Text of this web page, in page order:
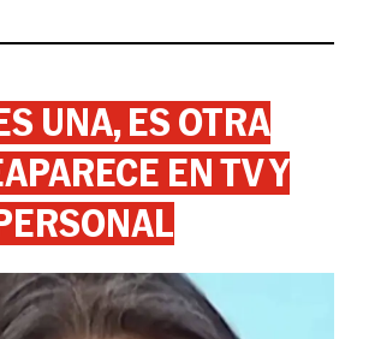
UNA, ES OTRA
EN TV Y